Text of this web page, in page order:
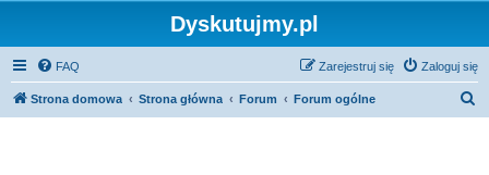
Dyskutujmy.pl
FAQ Zaloguj się
Zarejestruj się
Strona domowa Strona główna Forum Forum ogólne